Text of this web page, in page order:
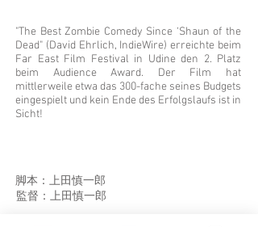
"The Best Zombie Comedy Since ‘Shaun of the
Dead" (David Ehrlich, IndieWire) erreichte beim
Far East Film Festival in Udine den 2. Platz
beim Audience Award. Der Film hat
mittlerweile etwa das 300-fache seines Budgets
eingespielt und kein Ende des Erfolgslaufs ist in
Sicht!
脚本：上田慎一郎
監督：上田慎一郎